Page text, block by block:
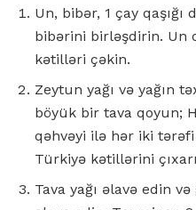
Un, bibər, 1 çay qaşığı
bibərini birləşdirin. Un
kətilləri çəkin.
Zeytun yağı və yağın
böyük bir tava qoyun;
qəhvəyi ilə hər iki
Türkiyə kətillərini
Tava yağı əlavə edin